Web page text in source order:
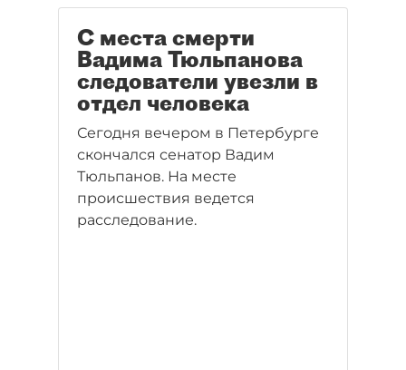
С места смерти
Вадима Тюльпанова
следователи увезли в
отдел человека
Сегодня вечером в Петербурге
скончался сенатор Вадим
Тюльпанов. На месте
происшествия ведется
расследование.